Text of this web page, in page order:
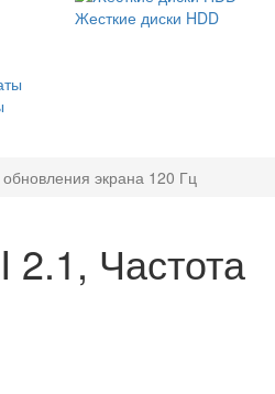
Жесткие диски HDD
экрана 120 Гц
Частота